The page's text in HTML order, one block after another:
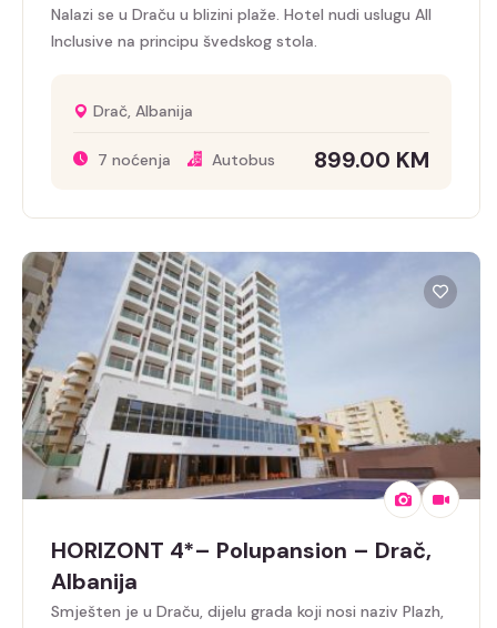
Nalazi se u Draču u blizini plaže. Hotel nudi uslugu All
Inclusive na principu švedskog stola.
Drač, Albanija
7 noćenja Autobus 899.00 KM
HORIZONT 4*– Polupansion – Drač,
Albanija
Smješten je u Draču, dijelu grada koji nosi naziv Plazh,